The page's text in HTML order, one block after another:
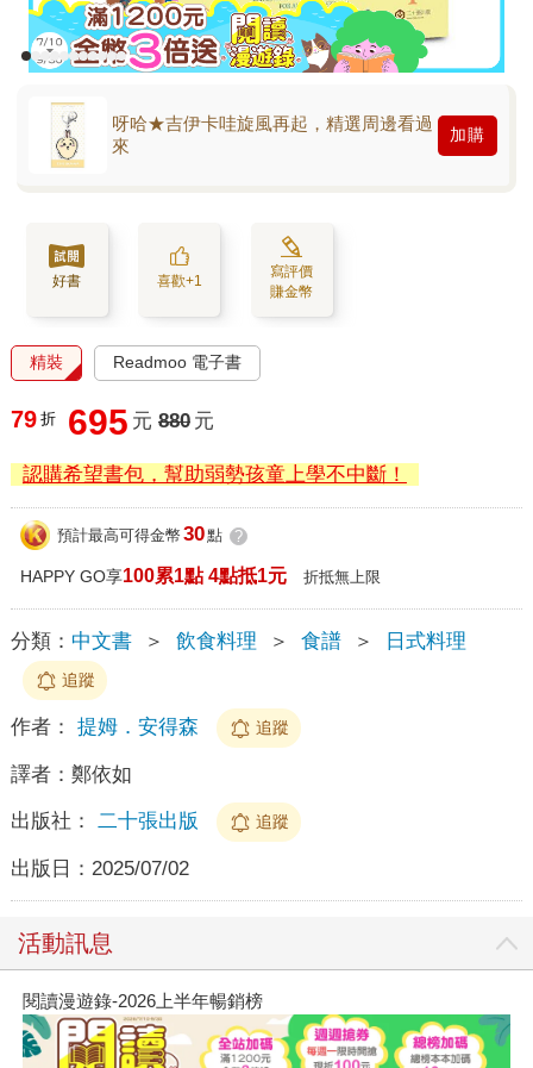
呀哈★吉伊卡哇旋風再起，精選周邊看過
來
加購
好書 喜歡+1
寫評價
賺金幣
精裝 Readmoo 電子書
79 折 695 元 880 元
認購希望書包，幫助弱勢孩童上學不中斷！
預計最高可得金幣 30點 ?
HAPPY GO享100累1點 4點抵1元 折抵無上限
分類： 中文書 ＞ 飲食料理 ＞ 食譜 ＞ 日式料理
追蹤
作者： 提姆．安得森 追蹤
譯者： 鄭依如
出版社： 二十張出版 追蹤
出版日： 2025/07/02
活動訊息
閱讀漫遊錄-2026上半年暢銷榜